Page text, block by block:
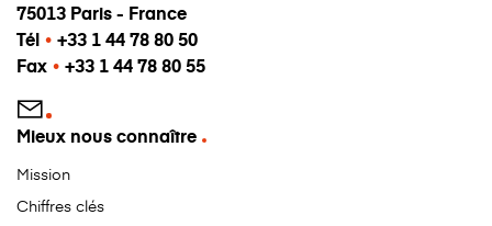
75013 Paris - France
Tél • +33 1 44 78 80 50
Fax • +33 1 44 78 80 55
Mieux nous connaître
Mission
Chiffres clés